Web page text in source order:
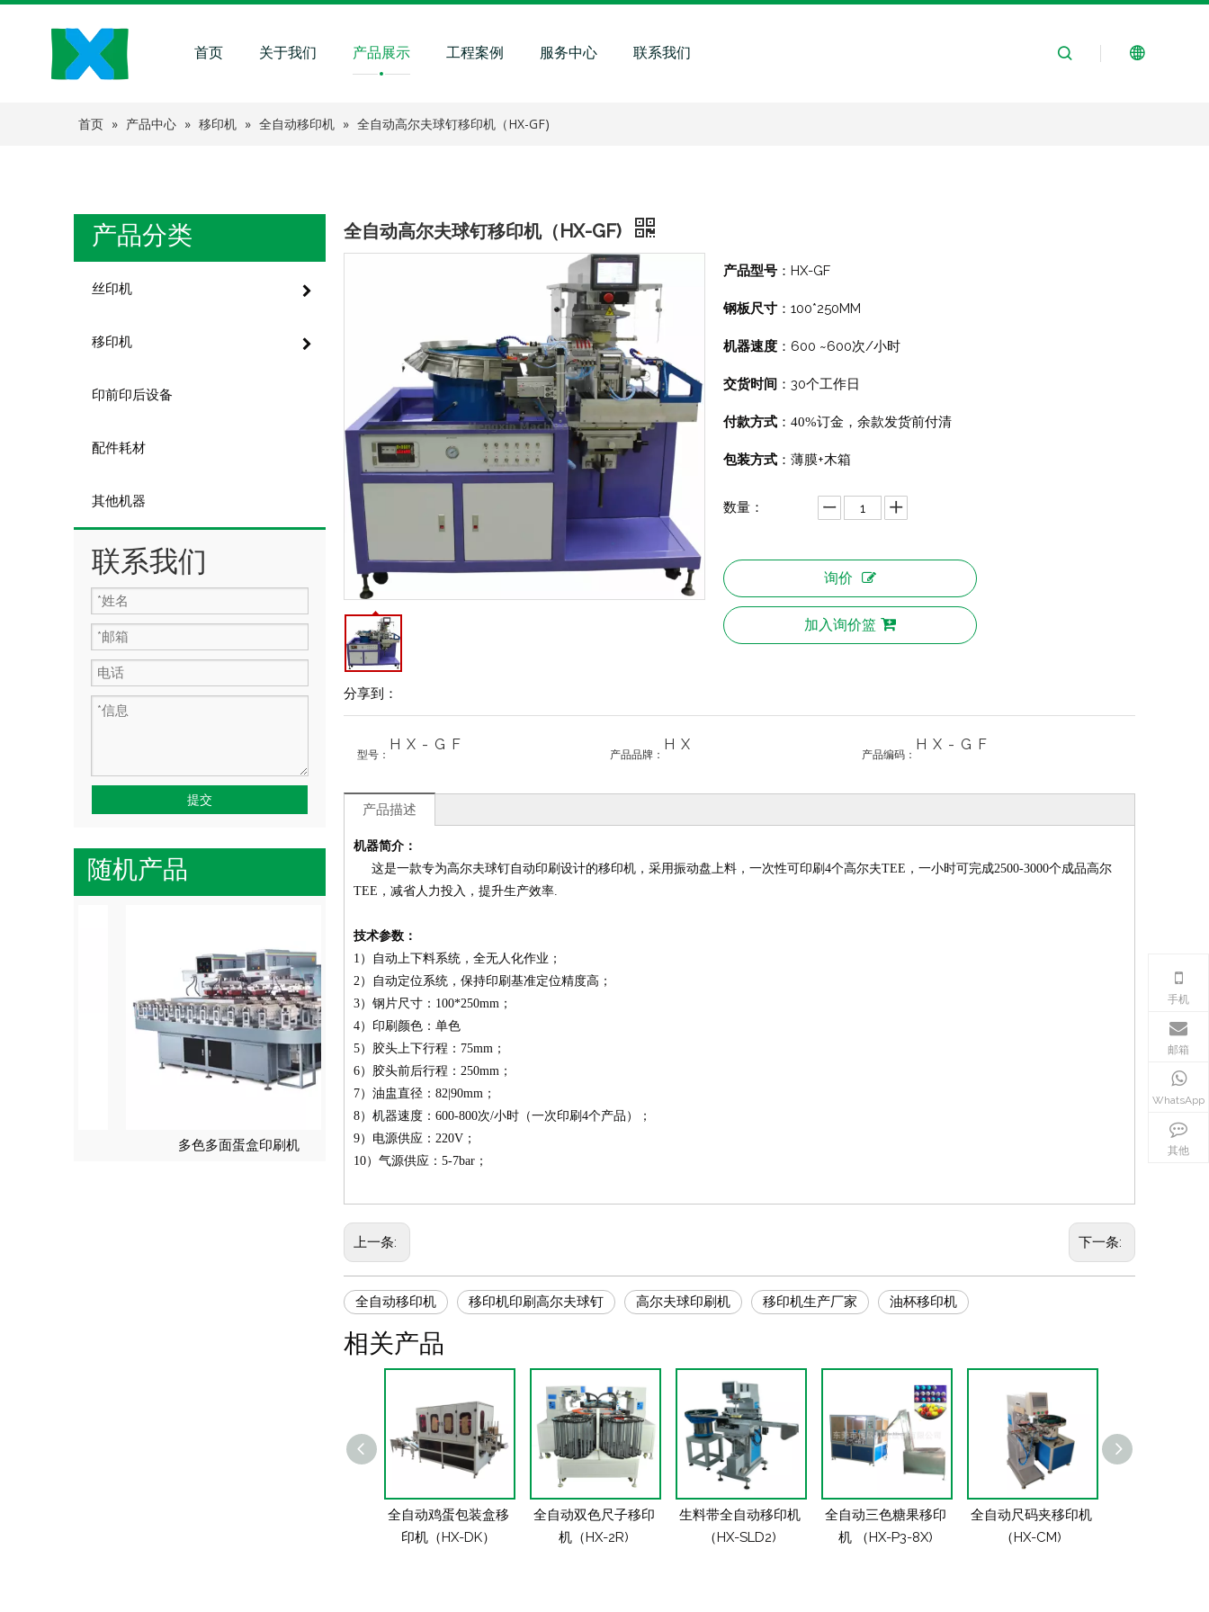
首页 关于我们 产品展示 工程案例 服务中心 联系我们
首页 » 产品中心 » 移印机 » 全自动移印机 » 全自动高尔夫球钉移印机（HX-GF)
产品分类
丝印机
移印机
印前印后设备
配件耗材
其他机器
联系我们
提交
随机产品
多色多面蛋盒印刷机
全自动高尔夫球钉移印机（HX-GF)
分享到：
产品型号 ： HX-GF
钢板尺寸 ： 100*250MM
机器速度 ： 600 ~600次/小时
交货时间 ： 30个工作日
付款方式 ：40%订金，余款发货前付清
包装方式 ：薄膜+木箱
数量：
询价
加入询价篮
型号：
HX-GF
产品品牌：
HX
产品编码：
HX-GF
产品描述
机器简介：
这是一款专为高尔夫球钉自动印刷设计的移印机，采用振动盘上料，一次性可印刷4个高尔夫TEE，一小时可完成2500-3000个成品高尔
TEE，减省人力投入，提升生产效率.
技术参数：
1）自动上下料系统，全无人化作业；
2）自动定位系统，保持印刷基准定位精度高；
3）钢片尺寸：100*250mm；
4）印刷颜色：单色
5）胶头上下行程：75mm；
6）胶头前后行程：250mm；
7）油盅直径：82|90mm；
8）机器速度：600-800次/小时（一次印刷4个产品）；
9）电源供应：220V；
10）气源供应：5-7bar；
上一条: 下一条:
全自动移印机 移印机印刷高尔夫球钉 高尔夫球印刷机 移印机生产厂家 油杯移印机
相关产品
全自动鸡蛋包装盒移
印机（HX-DK）
全自动双色尺子移印
机（HX-2R)
生料带全自动移印机
（HX-SLD2)
全自动三色糖果移印
机 （HX-P3-8X)
全自动尺码夹移印机
（HX-CM)
手机
邮箱
WhatsApp
其他